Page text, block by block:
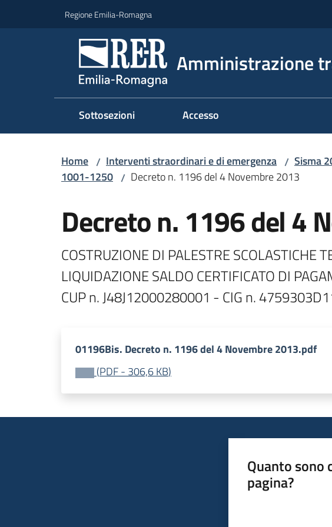
Regione Emilia-Romagna
Amministrazione
Sottosezioni Accesso
Home / Interventi straordinari e di emergenza / Sisma
1001-1250 / Decreto n. 1196 del 4 Novembre 2013
Decreto n. 1196 del 4
COSTRUZIONE DI PALESTRE SCOLASTICHE
LIQUIDAZIONE SALDO CERTIFICATO DI
01196Bis. Decreto n. 1196 del 4 Novembre 2013.pdf
(PDF- 306,6 KB)
Quanto sono
pagina?